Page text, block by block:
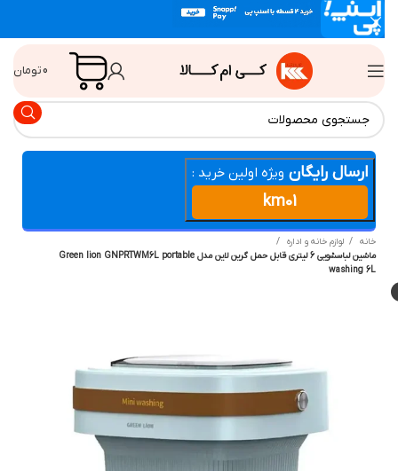
تومان
ارسال رایگان ویژه اولین خرید :
km01
لوازم خانه و اداره
ماشین لباسشویی 6 لیتری قابل حمل گرین لاین مدل Green lion GNPRTWM6L portable
washing